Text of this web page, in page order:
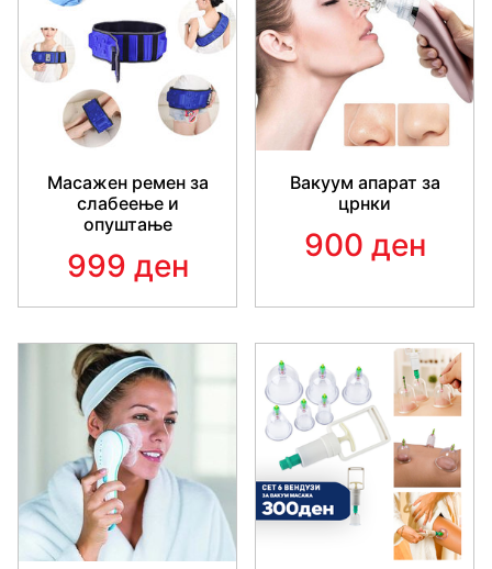
Масажен ремен за
слабеење и
опуштање
999 ден
Вакуум апарат за
црнки
900 ден